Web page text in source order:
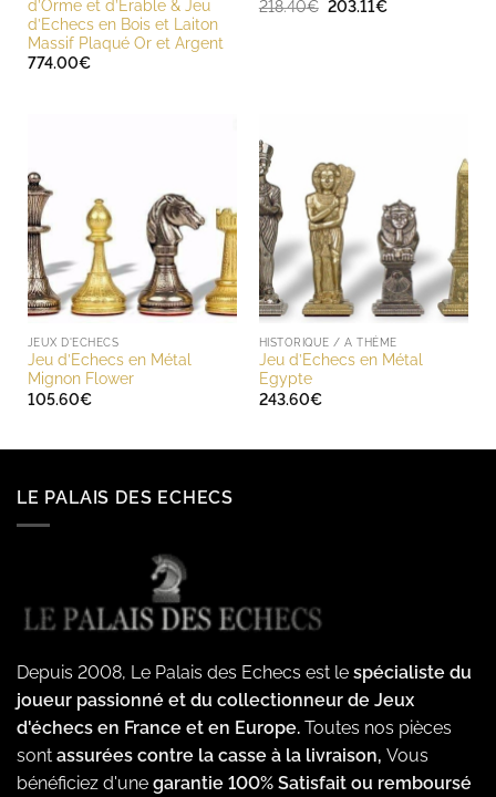
d’Orme et d’Erable & Jeu
d’Echecs en Bois et Laiton
Massif Plaqué Or et Argent
774.00€
218.40€ Le
203.11€Le
JEUX D'ECHECS
Jeu d’Echecs en Métal
Mignon Flower
105.60€
HISTORIQUE / A THÈME
Jeu d’Echecs en Métal
Egypte
243.60€
LE PALAIS DES ECHECS
Depuis 2008, Le Palais des Echecs est le spécialiste du
joueur passionné et du collectionneur de Jeux
d'échecs en France et en Europe. Toutes nos pièces
sont assurées contre la casse à la livraison, Vous
bénéficiez d'une garantie 100% Satisfait ou remboursé